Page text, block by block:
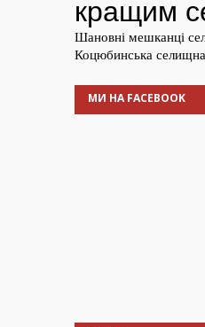
МИ НА FACEBOOK